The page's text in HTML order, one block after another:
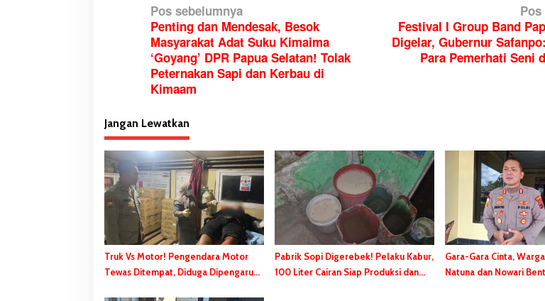
N
a
v
i
g
s
i
p
o
s
Pos sebelumnya
Penting dan Mendesak, Besok
Masyarakat Adat Suku Kimaima
‘Goyang’ DPR Papua Selatan! Tolak
Peternakan Sapi dan Kerbau di
Kimaam
Festival I Group Band
Digelar, Gubernur
Para Pemerhati Seni
Jangan Lewatkan
Truk Vs Motor! Pengendara Motor
Tewas Ditempat, Diduga Dipengaruhi
Pabrik Sopi Digerebek! Pelaku Kabur,
100 Liter Cairan Siap Produksi dan
Gara-Gara Cinta,
Natuna dan Nowari